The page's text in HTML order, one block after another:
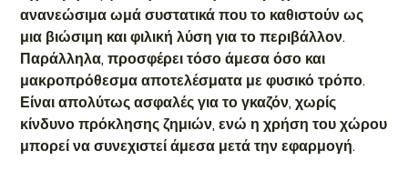
ανανεώσιμα ωμά συστατικά που το καθιστούν ως
μια βιώσιμη και φιλική λύση για το περιβάλλον.
Παράλληλα, προσφέρει τόσο άμεσα όσο και
μακροπρόθεσμα αποτελέσματα με φυσικό τρόπο.
Είναι απολύτως ασφαλές για το γκαζόν, χωρίς
κίνδυνο πρόκλησης ζημιών, ενώ η χρήση του χώρου
μπορεί να συνεχιστεί άμεσα μετά την εφαρμογή.